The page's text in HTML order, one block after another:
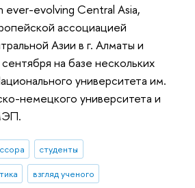
ever-evolving Central Asia,
ассоциацией
Азии в г. Алматы и
на базе нескольких
университета им.
немецкого университета и
студенты
взгляд ученого